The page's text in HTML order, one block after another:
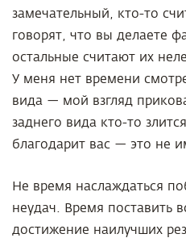
замечательный, кто-то
говорят, что вы делаете
остальные считают их
У меня нет времени
вида — мой взгляд
заднего вида кто-то
благодарит вас — это не
Не время наслаждаться
неудач. Время поставить
достижение наилучших